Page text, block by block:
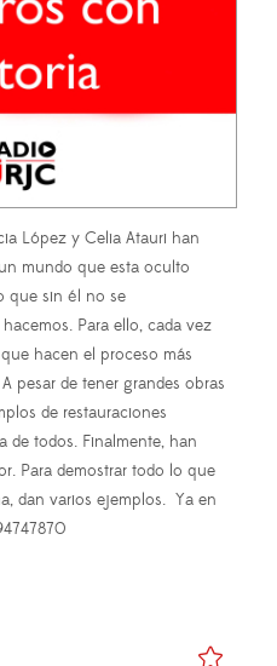
López y Celia Atauri han
mundo que esta oculto
que sin él no se
Para ello, cada vez
hacen el proceso más
pesar de tener grandes obras
de restauraciones
de todos. Finalmente, han
Para demostrar todo lo que
dan varios ejemplos. Ya en